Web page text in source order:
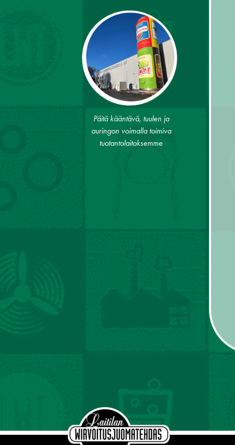
Päitä kääntävä, tuulen ja
auringon voimalla toimiva
tuotantolaitoksemme